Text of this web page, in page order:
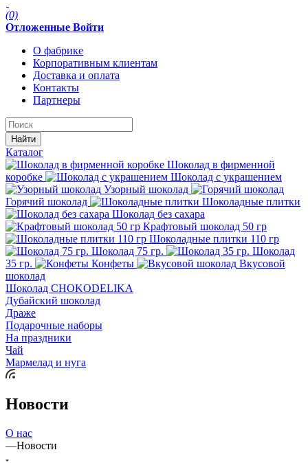
(0)
Отложенные Войти
О фабрике
Корпоративным клиентам
Доставка и оплата
Контакты
Партнеры
Найти
Каталог
Шоколад в фирменной
коробке
Шоколад с украшением
Узорный шоколад
Горячий шоколад
Шоколадные плитки
Шоколад без сахара
Крафтовый шоколад 50 гр
Шоколадные плитки 110 гр
Шоколад 75 гр.
Шоколад
35 гр.
Конфеты
Вкусовой
шоколад
Шоколад CHOKODELIKA
Дубайский шоколад
Драже
Подарочные наборы
На праздники
Чай
Мармелад и нуга
Новости
О нас
—Новости